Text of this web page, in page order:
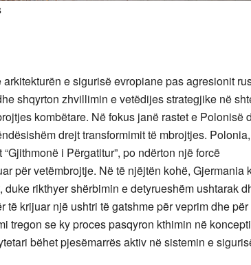
e sigurisë evropiane pas agresionit
shqyrton zhvillimin e vetëdijes strategjike në
kombëtare. Në fokus janë rastet e Polonisë
drejt transformimit të mbrojtjes. Polonia,
i Përgatitur”, po ndërton një forcë
për vetëmbrojtje. Në të njëjtën kohë, Gjermania
rikthyer shërbimin e detyrueshëm ushtarak
krijuar një ushtri të gatshme për veprim dhe për
tregon se ky proces pasqyron kthimin në
bëhet pjesëmarrës aktiv në sistemin e